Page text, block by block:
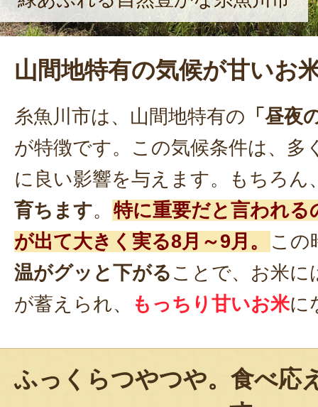
山間地特有の気候が甘いお
糸魚川市は、山間地特有の 「昼夜
が特徴です。この気候条件は、多
に良い影響を与えます。もちろん
育ちます。 特に重要だと言われる
が出て大きく実る8月～9月。
この
温がグッと下がる ことで、お米に
が蓄えられ、
もっちり甘いお米に
ふっくらつやつや。食べ応